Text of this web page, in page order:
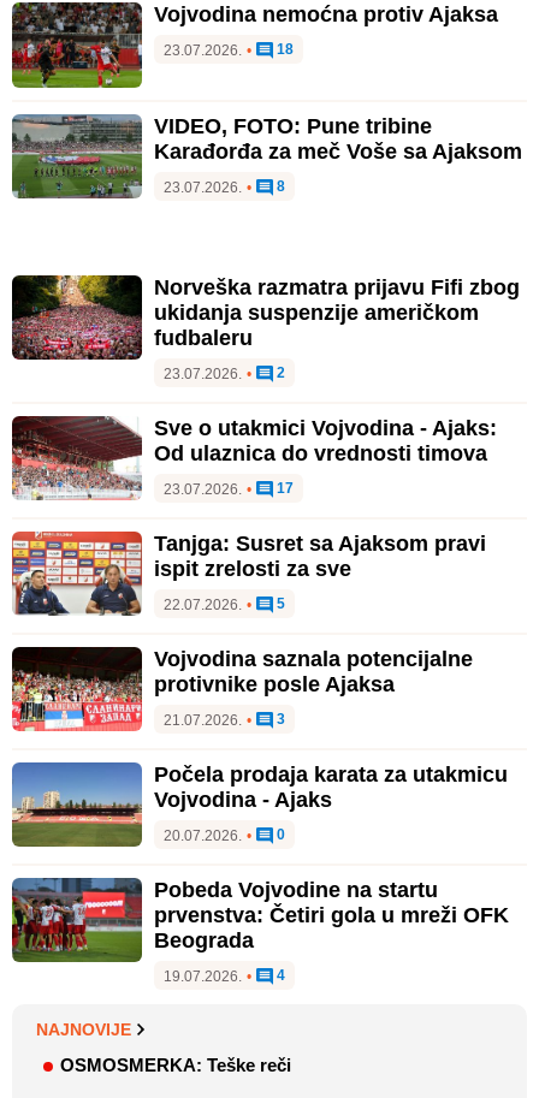
Vojvodina nemoćna protiv Ajaksa
23.07.2026. • 18
VIDEO, FOTO: Pune tribine
Karađorđa za meč Voše sa Ajaksom
23.07.2026. • 8
Norveška razmatra prijavu Fifi zbog
ukidanja suspenzije američkom
fudbaleru
23.07.2026. • 2
Sve o utakmici Vojvodina - Ajaks:
Od ulaznica do vrednosti timova
23.07.2026. • 17
Tanjga: Susret sa Ajaksom pravi
ispit zrelosti za sve
22.07.2026. • 5
Vojvodina saznala potencijalne
protivnike posle Ajaksa
21.07.2026. • 3
Počela prodaja karata za utakmicu
Vojvodina - Ajaks
20.07.2026. • 0
Pobeda Vojvodine na startu
prvenstva: Četiri gola u mreži OFK
Beograda
19.07.2026. • 4
NAJNOVIJE
OSMOSMERKA: Teške reči